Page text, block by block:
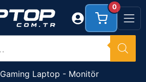
Gaming Laptop - Monitör
0